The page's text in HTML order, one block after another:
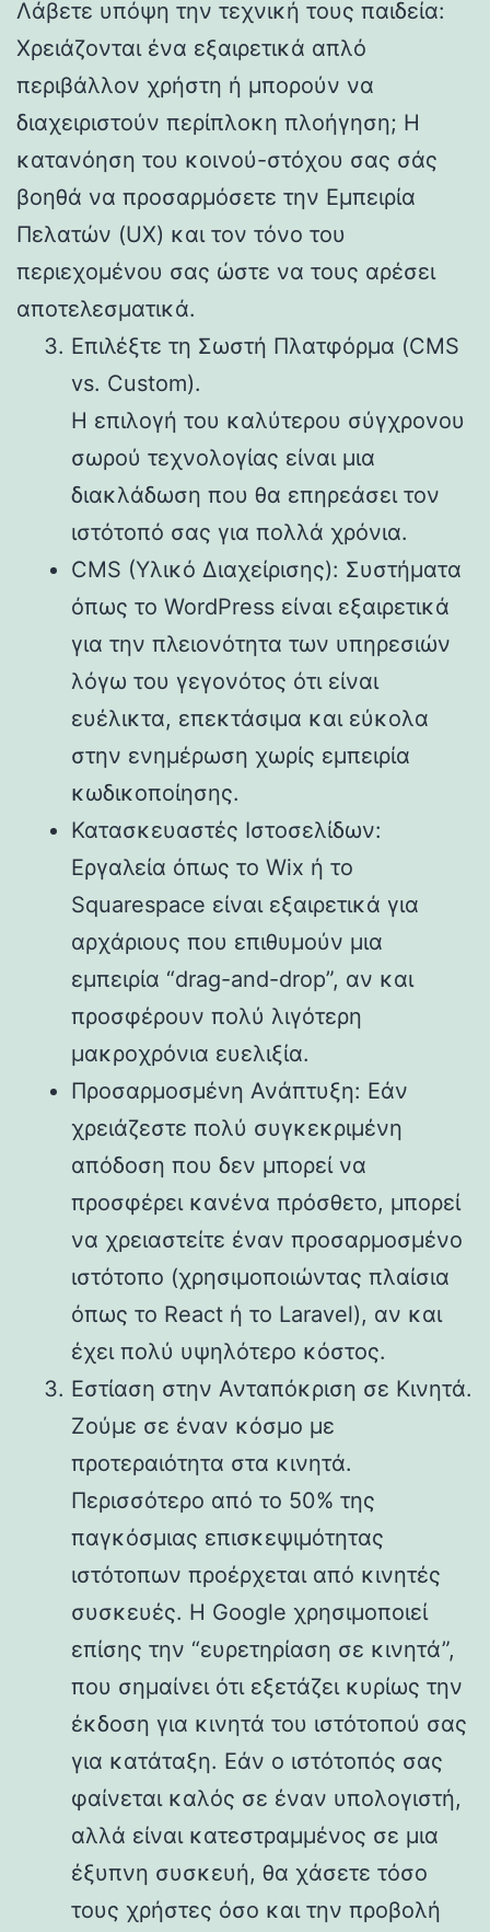
Λάβετε υπόψη την τεχνική τους παιδεία:
Χρειάζονται ένα εξαιρετικά απλό
περιβάλλον χρήστη ή μπορούν να
διαχειριστούν περίπλοκη πλοήγηση; Η
κατανόηση του κοινού-στόχου σας σάς
βοηθά να προσαρμόσετε την Εμπειρία
Πελατών (UX) και τον τόνο του
περιεχομένου σας ώστε να τους αρέσει
αποτελεσματικά.
Επιλέξτε τη Σωστή Πλατφόρμα (CMS
vs. Custom).
Η επιλογή του καλύτερου σύγχρονου
σωρού τεχνολογίας είναι μια
διακλάδωση που θα επηρεάσει τον
ιστότοπό σας για πολλά χρόνια.
CMS (Υλικό Διαχείρισης): Συστήματα
όπως το WordPress είναι εξαιρετικά
για την πλειονότητα των υπηρεσιών
λόγω του γεγονότος ότι είναι
ευέλικτα, επεκτάσιμα και εύκολα
στην ενημέρωση χωρίς εμπειρία
κωδικοποίησης.
Κατασκευαστές Ιστοσελίδων:
Εργαλεία όπως το Wix ή το
Squarespace είναι εξαιρετικά για
αρχάριους που επιθυμούν μια
εμπειρία “drag-and-drop”, αν και
προσφέρουν πολύ λιγότερη
μακροχρόνια ευελιξία.
Προσαρμοσμένη Ανάπτυξη: Εάν
χρειάζεστε πολύ συγκεκριμένη
απόδοση που δεν μπορεί να
προσφέρει κανένα πρόσθετο, μπορεί
να χρειαστείτε έναν προσαρμοσμένο
ιστότοπο (χρησιμοποιώντας πλαίσια
όπως το React ή το Laravel), αν και
έχει πολύ υψηλότερο κόστος.
Εστίαση στην Ανταπόκριση σε Κινητά.
Ζούμε σε έναν κόσμο με
προτεραιότητα στα κινητά.
Περισσότερο από το 50% της
παγκόσμιας επισκεψιμότητας
ιστότοπων προέρχεται από κινητές
συσκευές. Η Google χρησιμοποιεί
επίσης την “ευρετηρίαση σε κινητά”,
που σημαίνει ότι εξετάζει κυρίως την
έκδοση για κινητά του ιστότοπού σας
για κατάταξη. Εάν ο ιστότοπός σας
φαίνεται καλός σε έναν υπολογιστή,
αλλά είναι κατεστραμμένος σε μια
έξυπνη συσκευή, θα χάσετε τόσο
τους χρήστες όσο και την προβολή